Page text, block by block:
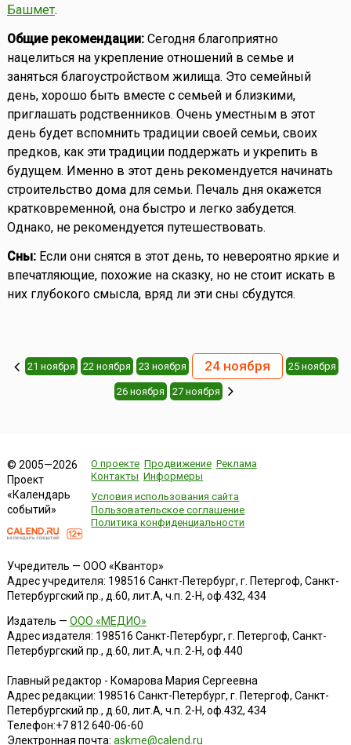
Башмет.
Общие рекомендации: Сегодня благоприятно
нацелиться на укрепление отношений в семье и
заняться благоустройством жилища. Это семейный
день, хорошо быть вместе с семьей и близкими,
приглашать родственников. Очень уместным в этот
день будет вспомнить традиции своей семьи, своих
предков, как эти традиции поддержать и укрепить в
будущем. Именно в этот день рекомендуется начинать
строительство дома для семьи. Печаль дня окажется
кратковременной, она быстро и легко забудется.
Однако, не рекомендуется путешествовать.
Сны: Если они снятся в этот день, то невероятно яркие и
впечатляющие, похожие на сказку, но не стоит искать в
них глубокого смысла, вряд ли эти сны сбудутся.
21 ноября 22 ноября 23 ноября 24 ноября 25 ноября
26 ноября 27 ноября
© 2005—2026
Проект
«Календарь
событий»
О проекте Продвижение Реклама
Контакты Информеры
Условия использования сайта
Пользовательское соглашение
Политика конфиденциальности
Учредитель — ООО «Квантор»
Адрес учредителя: 198516 Санкт-Петербург, г. Петергоф, Санкт-
Петербургский пр., д.60, лит.А, ч.п. 2-Н, оф.432, 434
Издатель — ООО «МЕДИО»
Адрес издателя: 198516 Санкт-Петербург, г. Петергоф, Санкт-
Петербургский пр., д.60, лит.А, ч.п. 2-Н, оф.440
Главный редактор - Комарова Мария Сергеевна
Адрес редакции: 198516 Санкт-Петербург, г. Петергоф, Санкт-
Петербургский пр., д.60, лит.А, ч.п. 2-Н, оф.432, 434
Телефон:+7 812 640-06-60
Электронная почта: askme@calend.ru